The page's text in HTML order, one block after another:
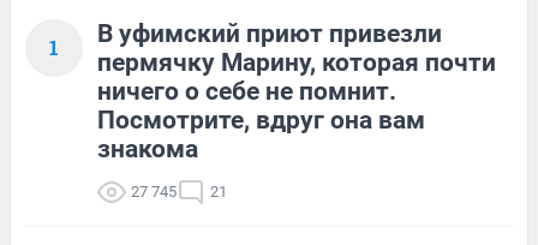
1
В уфимский приют привезли
пермячку Марину, которая почти
ничего о себе не помнит.
Посмотрите, вдруг она вам
знакома
27 745 21